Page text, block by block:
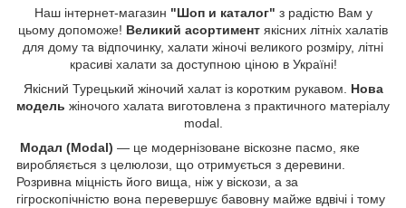
Наш інтернет-магазин "Шоп и каталог" з радістю Вам у
цьому допоможе! Великий асортимент якісних літніх халатів
для дому та відпочинку, халати жіночі великого розміру, літні
красиві халати за доступною ціною в Україні!
Якісний Турецький жіночий халат із коротким рукавом. Нова
модель жіночого халата виготовлена з практичного матеріалу
modal.
Модал (Modal) — це модернізоване віскозне пасмо, яке
виробляється з целюлози, що отримується з деревини.
Розривна міцність його вища, ніж у віскози, а за
гігроскопічністю вона перевершує бавовну майже вдвічі і тому